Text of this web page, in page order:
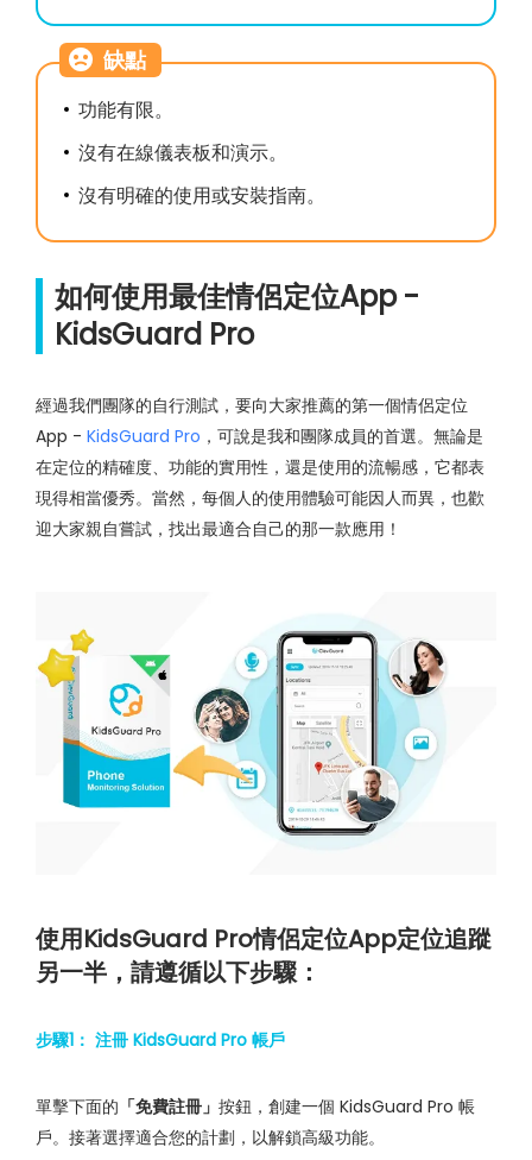
缺點
功能有限。
沒有在線儀表板和演示。
沒有明確的使用或安裝指南。
如何使用最佳情侶定位App -
KidsGuard Pro
經過我們團隊的自行測試，要向大家推薦的第一個情侶定位
App - KidsGuard Pro ，可說是我和團隊成員的首選。無論是
在定位的精確度、功能的實用性，還是使用的流暢感，它都表
現得相當優秀。當然，每個人的使用體驗可能因人而異，也歡
迎大家親自嘗試，找出最適合自己的那一款應用！
使用KidsGuard Pro情侶定位App定位追蹤
另一半，請遵循以下步驟：
步驟1： 注冊 KidsGuard Pro 帳戶
單擊下面的 「免費註冊」 按鈕，創建一個 KidsGuard Pro 帳
戶。接著選擇適合您的計劃，以解鎖高級功能。